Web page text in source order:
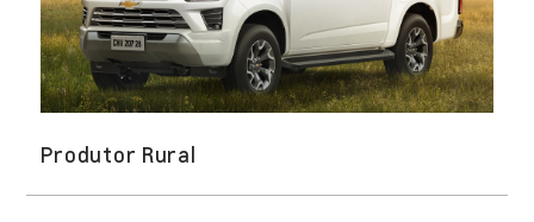
Produtor Rural